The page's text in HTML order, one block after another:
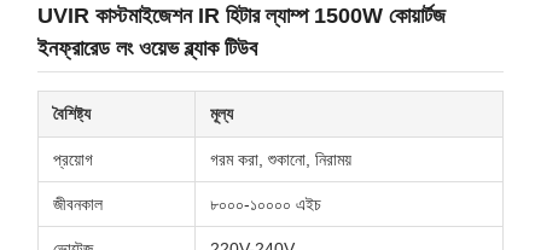
UVIR কাস্টমাইজেশন IR হিটার ল্যাম্প 1500W কোয়ার্টজ
ইনফ্রারেড লং ওয়েভ ব্ল্যাক টিউব
বৈশিষ্ট্য মূল্য
প্রয়োগ গরম করা, শুকানো, নিরাময়
জীবনকাল ৮০০০-১০০০০ এইচ